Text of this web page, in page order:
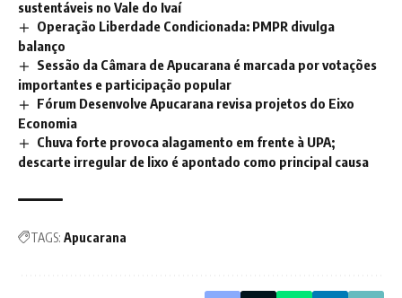
sustentáveis no Vale do Ivaí
Operação Liberdade Condicionada: PMPR divulga
balanço
Sessão da Câmara de Apucarana é marcada por votações
importantes e participação popular
Fórum Desenvolve Apucarana revisa projetos do Eixo
Economia
Chuva forte provoca alagamento em frente à UPA;
descarte irregular de lixo é apontado como principal causa
TAGS: Apucarana